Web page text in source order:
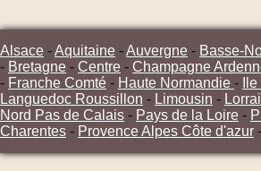
Alsace -Aquitaine -Auvergne - Basse-
- Bretagne - Centre - Champagne
- Franche Comté - Haute Normandie -
Languedoc Roussillon - Limousin -
Nord Pas de Calais - Pays de la Loire -
Charentes - Provence Alpes Côte d'azur -